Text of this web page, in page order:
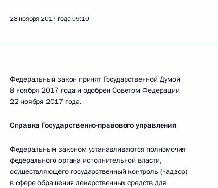
28 ноября 2017 года09:10
Федеральный закон принят Государственной Думой
8 ноября 2017 года и одобрен Советом Федерации
22 ноября 2017 года.
Справка Государственно-правового управления
Федеральным законом устанавливаются полномочия
федерального органа исполнительной власти,
осуществляющего государственный контроль (надзор)
в сфере обращения лекарственных средств для